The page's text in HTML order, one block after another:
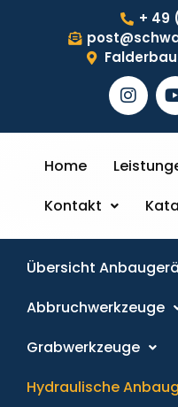
+ 49
Home
Kontakt
Übersicht
Abbruchwerkzeuge
Grabwerkzeuge
Hydraulische